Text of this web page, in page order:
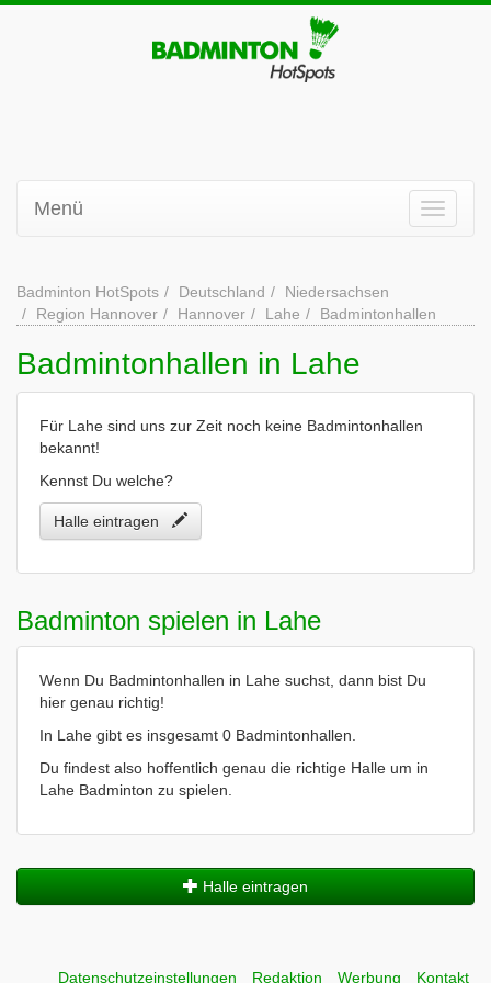
Menü
Badminton HotSpots Deutschland
Niedersachsen
Region Hannover
Hannover Lahe Badmintonhallen
Badmintonhallen in Lahe
Für Lahe sind uns zur Zeit noch keine Badmintonhallen
bekannt!
Kennst Du welche?
Halle eintragen
Badminton spielen in Lahe
Wenn Du Badmintonhallen in Lahe suchst, dann bist Du
hier genau richtig!
In Lahe gibt es insgesamt 0 Badmintonhallen.
Du findest also hoffentlich genau die richtige Halle um in
Lahe Badminton zu spielen.
Halle eintragen
Datenschutzeinstellungen Redaktion Werbung Kontakt